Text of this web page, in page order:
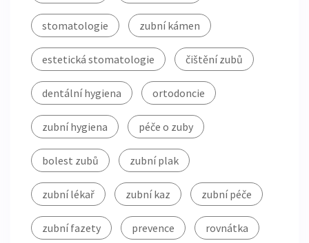
stomatologie zubní kámen
estetická stomatologie čištění zubů
dentální hygiena ortodoncie
zubní hygiena péče o zuby
bolest zubů zubní plak
zubní lékař zubní kaz zubní péče
zubní fazety prevence rovnátka